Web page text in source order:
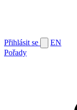
Přihlásit se
EN
Pořady